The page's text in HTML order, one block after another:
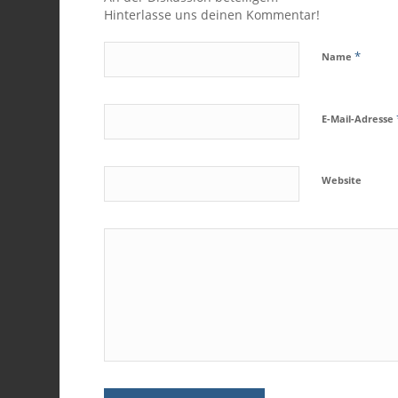
Hinterlasse uns deinen Kommentar!
Name*
E-Mail-Adresse
Website